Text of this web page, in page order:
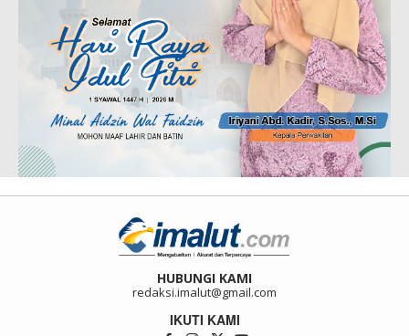
HUBUNGI KAMI
redaksi.imalut@gmail.com
IKUTI KAMI